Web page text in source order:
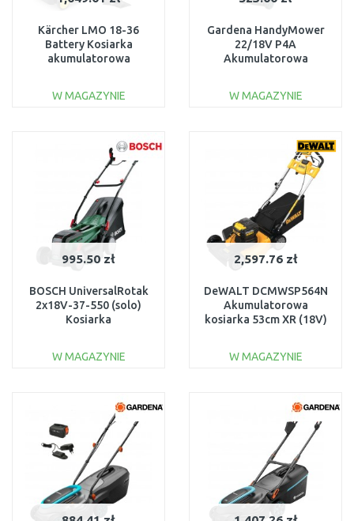
Kärcher LMO 18-36
Battery Kosiarka
akumulatorowa
420.0
W MAGAZYNIE
Do porównania
Gardena HandyMower
22/18V P4A
Akumulatorowa
W MAGAZYNIE
Do porównania
995.50 zł
BOSCH UniversalRotak
2x18V-37-550 (solo)
Kosiarka
W MAGAZYNIE
Do porównania
2,597.76 zł
DeWALT DCMWSP564N
Akumulatorowa
kosiarka 53cm XR (18V)
W MAGAZYNIE
Do porównania